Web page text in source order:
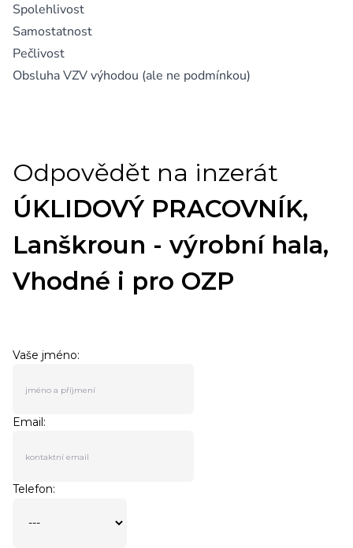
Spolehlivost
Samostatnost
Pečlivost
Obsluha VZV výhodou (ale ne podmínkou)